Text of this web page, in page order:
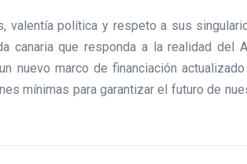
valentía política y respeto a sus
canaria que responda a la realidad del
nuevo marco de financiación
mínimas para garantizar el futuro de